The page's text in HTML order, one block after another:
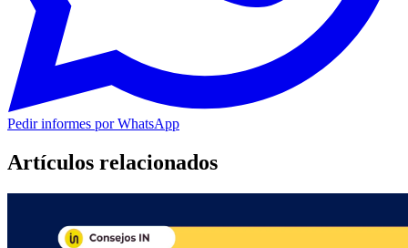
Pedir informes por WhatsApp
Artículos relacionados